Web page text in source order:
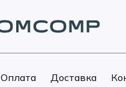
Оплата Доставка